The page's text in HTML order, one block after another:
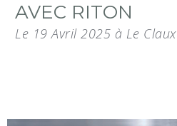
AVEC RITON
Le 19 Avril 2025 à Le Claux